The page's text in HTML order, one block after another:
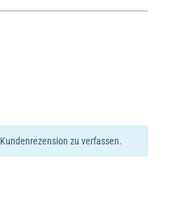
zu verfassen.